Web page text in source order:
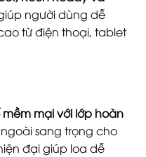
người dùng dễ
từ điện thoại, tablet
mềm mại với lớp hoàn
sang trọng cho
đại giúp loa dễ